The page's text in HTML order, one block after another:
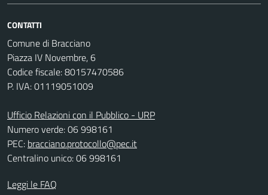
CONTATTI
Comune di Bracciano
Piazza IV Novembre, 6
Codice fiscale: 80157470586
P. IVA: 01119051009
Ufficio Relazioni con il Pubblico - URP
Numero verde: 06 998161
PEC: bracciano.protocollo@pec.it
Centralino unico: 06 998161
Leggi le FAQ